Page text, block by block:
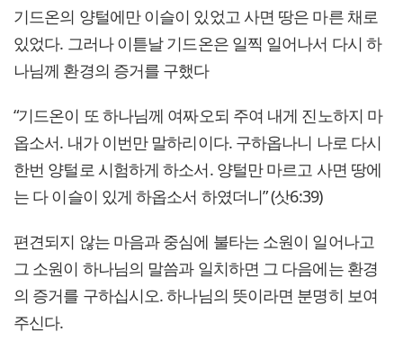
기드온의 양털에만 이슬이 있었고 사면 땅은 마른 채로
있었다. 그러나 이튿날 기드온은 일찍 일어나서 다시 하
나님께 환경의 증거를 구했다
“기드온이 또 하나님께 여짜오되 주여 내게 진노하지 마
옵소서. 내가 이번만 말하리이다. 구하옵나니 나로 다시
한번 양털로 시험하게 하소서. 양털만 마르고 사면 땅에
는 다 이슬이 있게 하옵소서 하였더니” (삿6:39)
편견되지 않는 마음과 중심에 불타는 소원이 일어나고
그 소원이 하나님의 말씀과 일치하면 그 다음에는 환경
의 증거를 구하십시오. 하나님의 뜻이라면 분명히 보여
주신다.